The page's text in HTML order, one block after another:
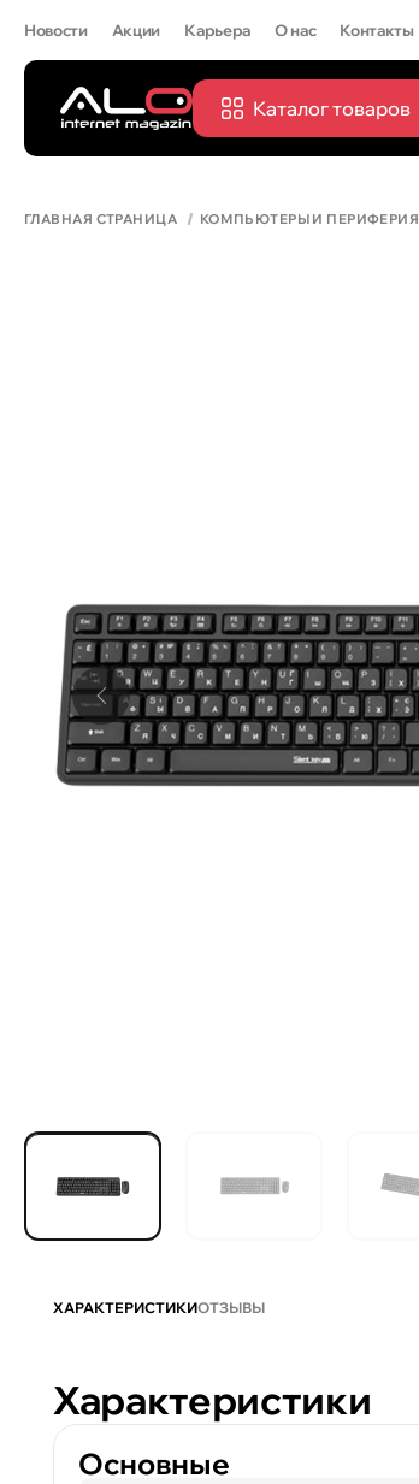
Новости Акции Карьера О нас Контакты
Каталог товаров
ГЛАВНАЯ СТРАНИЦА КОМПЬЮТЕРЫ И ПЕРИФЕРИЯ
ХАРАКТЕРИСТИКИОТЗЫВЫ
Характеристики
Основные